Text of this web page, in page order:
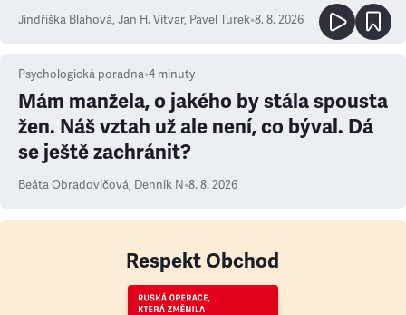
Jindřiška Bláhová, Jan H. Vitvar, Pavel Turek•8. 8. 2026
Psychologická poradna•4 minuty
Mám manžela, o jakého by stála spousta
žen. Náš vztah už ale není, co býval. Dá
se ještě zachránit?
Beáta Obradovičová, Denník N•8. 8. 2026
Respekt Obchod